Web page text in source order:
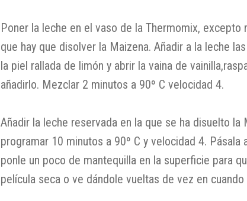
Poner la leche en el vaso de la Thermomix, excepto
que hay que disolver la Maizena. Añadir a la leche
la piel rallada de limón y abrir la vaina de
añadirlo. Mezclar 2 minutos a 90º C velocidad 4.
Añadir la leche reservada en la que se ha disuelto la
programar 10 minutos a 90º C y velocidad 4. Pásala
ponle un poco de mantequilla en la superficie para
película seca o ve dándole vueltas de vez en